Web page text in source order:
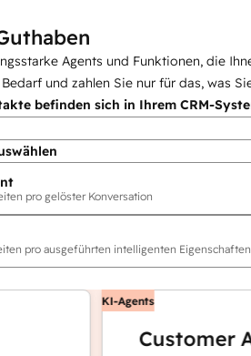
Agents und Funktionen, die
und zahlen Sie nur für das, was
befinden sich in Ihrem CRM-
pro gelöster Konversation
pro ausgeführten intelligenten Eigenschaften
KI-Agents
Customer